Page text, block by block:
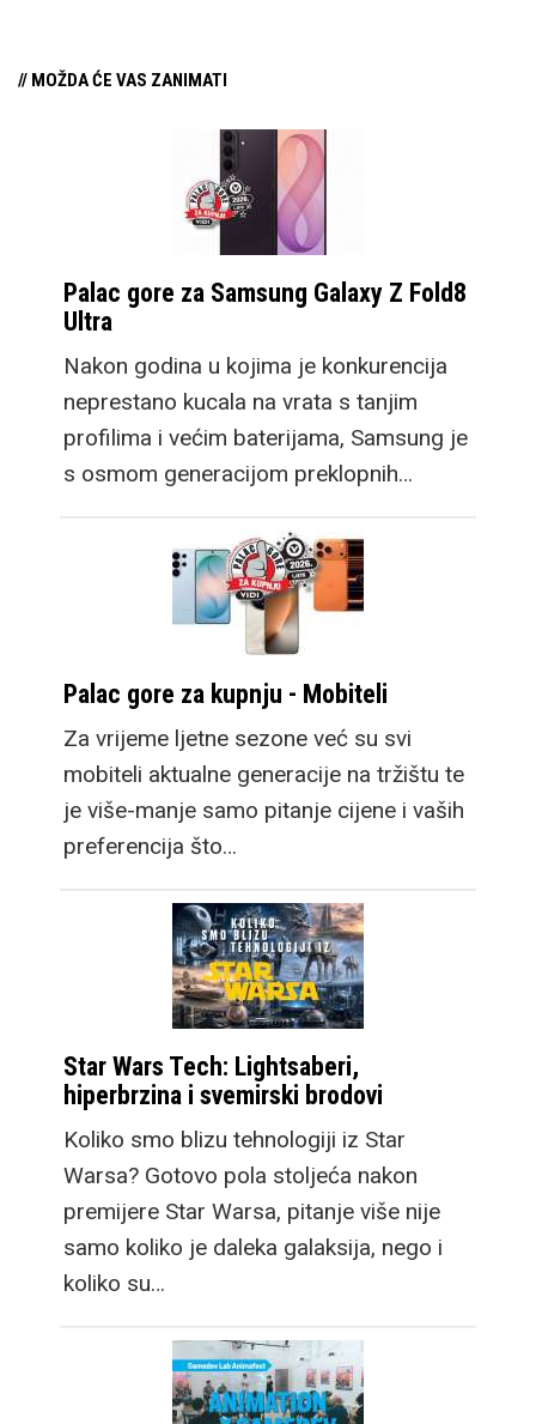
// MOŽDA ĆE VAS ZANIMATI
Palac gore za Samsung Galaxy Z Fold8
Ultra
Nakon godina u kojima je konkurencija
neprestano kucala na vrata s tanjim
profilima i većim baterijama, Samsung je
s osmom generacijom preklopnih…
Palac gore za kupnju - Mobiteli
Za vrijeme ljetne sezone već su svi
mobiteli aktualne generacije na tržištu te
je više-manje samo pitanje cijene i vaših
preferencija što…
Star Wars Tech: Lightsaberi,
hiperbrzina i svemirski brodovi
Koliko smo blizu tehnologiji iz Star
Warsa? Gotovo pola stoljeća nakon
premijere Star Warsa, pitanje više nije
samo koliko je daleka galaksija, nego i
koliko su…